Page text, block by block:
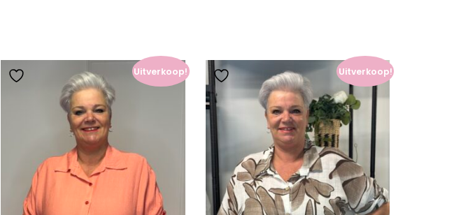
Uitverkoop! Uitverkoop!